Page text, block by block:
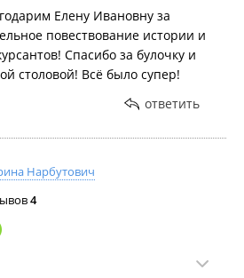
Елену Ивановну за
повествование истории и
Спасибо за булочку и
столовой! Всё было супер!
ответить
Нарбутович
4